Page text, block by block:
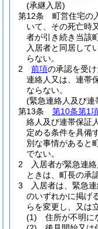
(承継入居)
第12条
町営住宅の
いて、その死亡時
者が引き続き当該
入居者と同居して
らない。
2
前項の承認を受
連絡人又は、連帯
ならない。
(緊急連絡人及び連
第13条
第10条第1
絡人及び連帯保証
定める条件を具備
別な事情があると
でない。
2
入居者が緊急連
ときは、町長の承
3
入居者は、緊急
のいずれかに掲げ
らを変更し、又は
(1)
住所が不明に